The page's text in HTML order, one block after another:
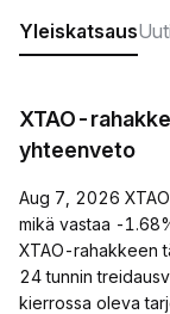
Yleiskatsaus
XTAO-
yhteenveto
Aug 7, 2026
mikä vastaa -
XTAO-rahakkeen
24 tunnin
kierrossa oleva